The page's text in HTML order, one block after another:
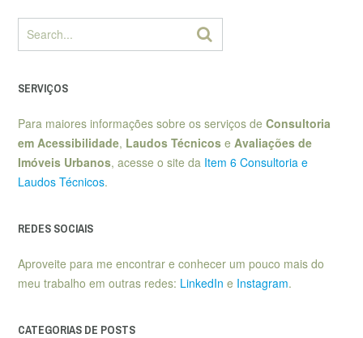
SERVIÇOS
Para maiores informações sobre os serviços de Consultoria
em Acessibilidade, Laudos Técnicos e Avaliações de
Imóveis Urbanos, acesse o site da Item 6 Consultoria e
Laudos Técnicos.
REDES SOCIAIS
Aproveite para me encontrar e conhecer um pouco mais do
meu trabalho em outras redes: LinkedIn e Instagram.
CATEGORIAS DE POSTS